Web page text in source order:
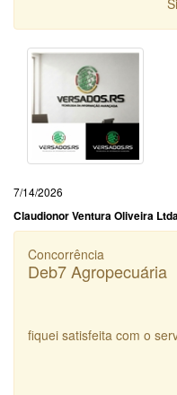
7/14/2026
Claudionor Ventura Oliveira
Concorrência
Deb7 Agropecuária
fiquei satisfeita com o